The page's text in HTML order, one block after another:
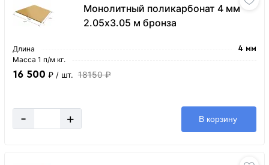
Монолитный поликарбонат 4 мм
2.05х3.05 м бронза
Длина 4 мм
Масса 1 п/м кг.
16 500 ₽ / шт. 18150 ₽
- + В корзину